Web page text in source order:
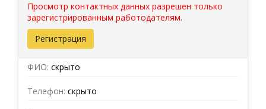
Просмотр контактных данных разрешен только
зарегистрированным работодателям.
Регистрация
ФИО: скрыто
Телефон: скрыто